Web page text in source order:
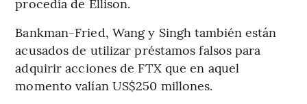
Bankman-Fried, Wang y Singh también están
acusados de utilizar préstamos falsos para
adquirir acciones de FTX que en aquel
momento valían US$250 millones.